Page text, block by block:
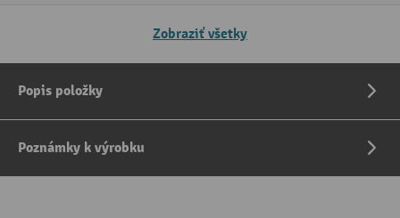
Zobraziť všetky
Popis položky
Poznámky k výrobku